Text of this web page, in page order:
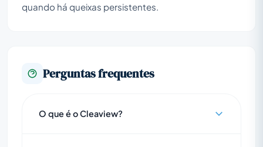
quando há queixas persistentes.
Perguntas frequentes
O que é o Cleaview?